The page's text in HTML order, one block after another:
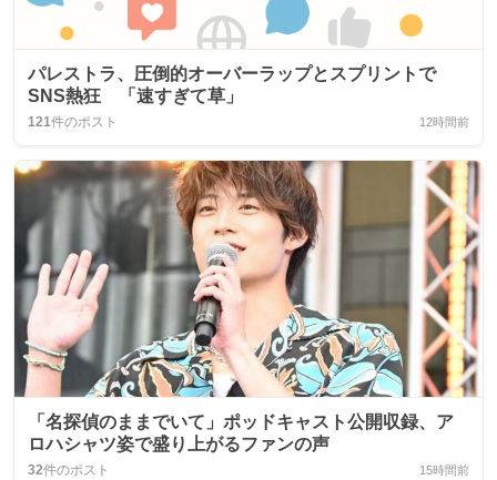
パレストラ、圧倒的オーバーラップとスプリントで
SNS熱狂 「速すぎて草」
121件のポスト 12時間前
「名探偵のままでいて」ポッドキャスト公開収録、ア
ロハシャツ姿で盛り上がるファンの声
32件のポスト 15時間前